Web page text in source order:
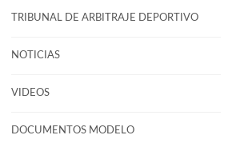
TRIBUNAL DE ARBITRAJE DEPORTIVO
NOTICIAS
VIDEOS
DOCUMENTOS MODELO